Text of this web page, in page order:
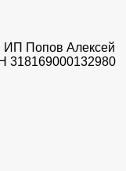
ИП Попов Алексей
318169000132980